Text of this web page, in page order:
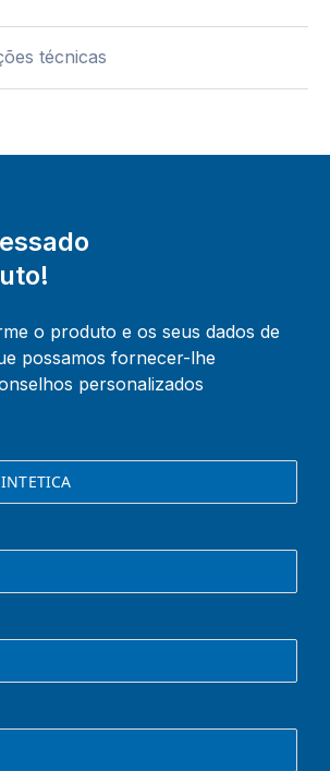
técnicas
o produto e os seus dados de
possamos fornecer-lhe
personalizados